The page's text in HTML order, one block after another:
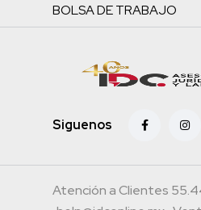
BOLSA DE TRABAJO
Siguenos
Atención a Clientes